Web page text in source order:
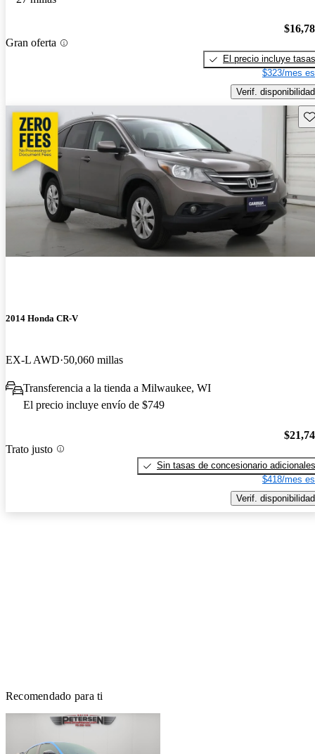
Gran oferta
El precio incluye tasas
$323/mes
Verif. disponibilidad
2014 Honda CR-V
EX-L AWD 50,060 millas
Transferencia a la tienda a Milwaukee, WI
El precio incluye envío de $749
Trato justo
Sin tasas de concesionario adicionales
$418/mes
Verif. disponibilidad
Recomendado para ti